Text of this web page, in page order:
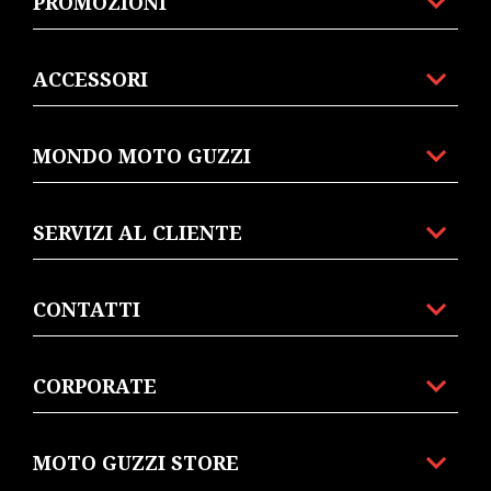
ACCESSORI
MONDO MOTO GUZZI
SERVIZI AL CLIENTE
CONTATTI
CORPORATE
MOTO GUZZI STORE